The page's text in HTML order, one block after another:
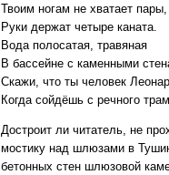
Твоим ногам не хватает пары,
Руки держат четыре каната.
Вода полосатая, травяная
В бассейне с каменными
Скажи, что ты человек
Когда сойдёшь с речного
Достроит ли читатель, не
мостику над шлюзами в
бетонных стен шлюзовой